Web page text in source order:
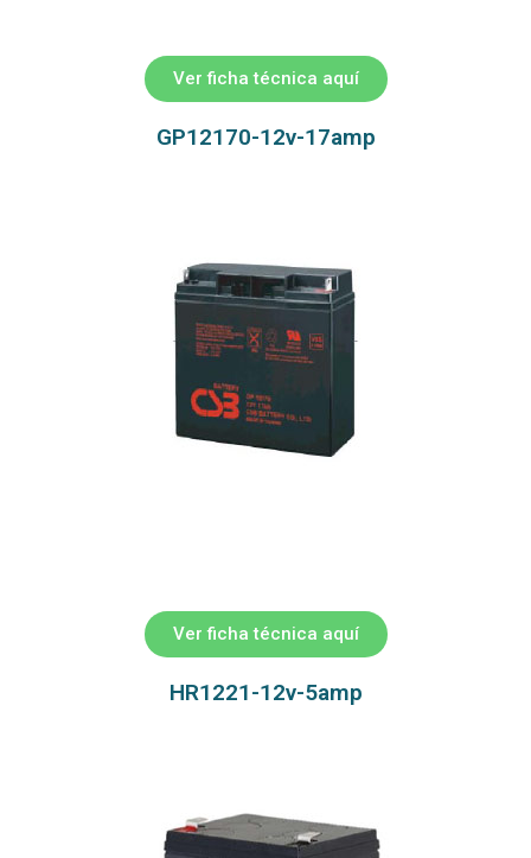
Ver ficha técnica aquí
GP12170-12v-17amp
Ver ficha técnica aquí
HR1221-12v-5amp